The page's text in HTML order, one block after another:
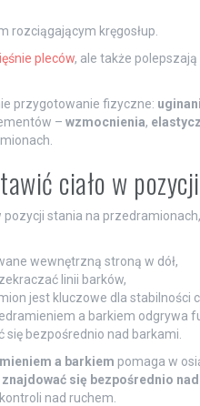
rozciągającym kręgosłup.
pleców, ale także
przygotowanie fizyczne:
– wzmocnienia,
ciało w
pozycji stania na
wewnętrzną stroną w dół,
linii barków,
jest kluczowe dla stabilności
a barkiem odgrywa
bezpośrednio nad barkami.
a barkiem pomaga w
się bezpośrednio
nad ruchem.